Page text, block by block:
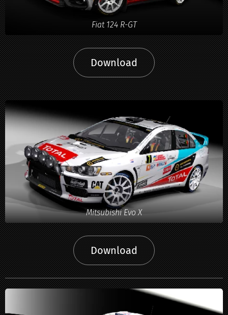
Fiat 124 R-GT
Download
Mitsubishi Evo X
Download